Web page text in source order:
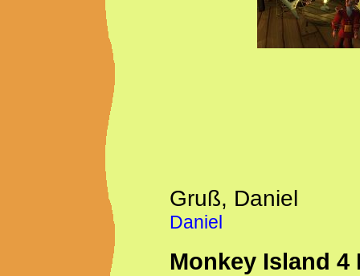
Gruß, Daniel
Daniel
Monkey Island